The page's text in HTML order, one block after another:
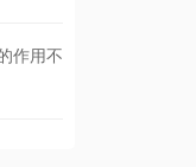
作用不